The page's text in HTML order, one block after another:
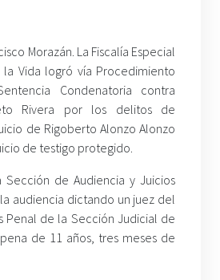
Morazán. La Fiscalía Especial
Vida logró vía Procedimiento
Condenatoria contra
Rivera por los delitos de
de Rigoberto Alonzo Alonzo
de testigo protegido.
Sección de Audiencia y Juicios
audiencia dictando un juez del
Penal de la Sección Judicial de
de 11 años, tres meses de